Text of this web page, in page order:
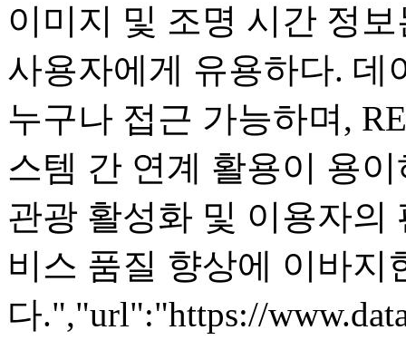
이미지 및 조명 시간 정
사용자에게 유용하다. 데
누구나 접근 가능하며,
스템 간 연계 활용이 용
관광 활성화 및 이용자의
비스 품질 향상에 이바지
다.","url":"https://